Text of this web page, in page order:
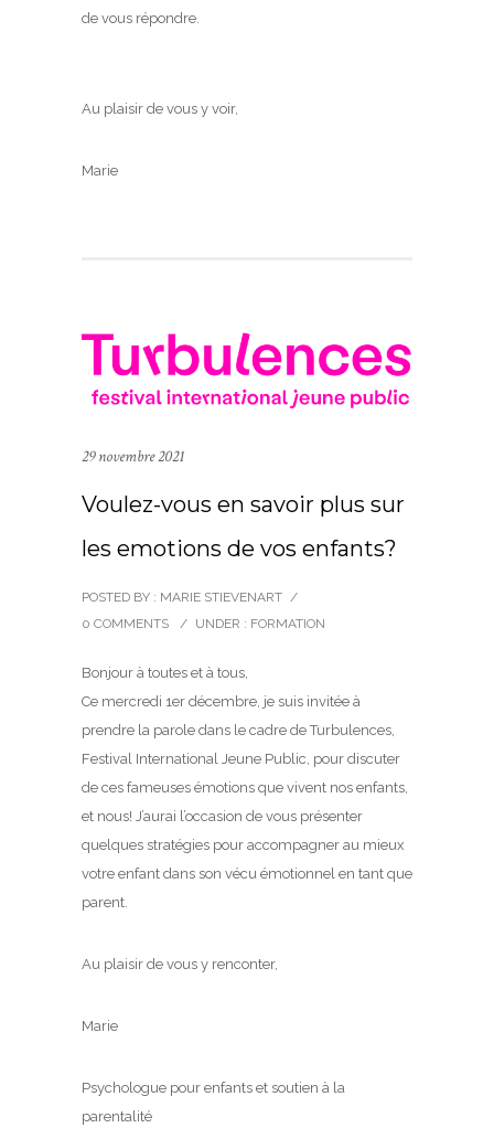
de vous répondre.
Au plaisir de vous y voir,
Marie
29 novembre 2021
Voulez-vous en savoir plus sur
les emotions de vos enfants?
POSTED BY : MARIE STIEVENART /
0 COMMENTS
/ UNDER : FORMATION
Bonjour à toutes et à tous,
Ce mercredi 1er décembre, je suis invitée à
prendre la parole dans le cadre de Turbulences,
Festival International Jeune Public, pour discuter
de ces fameuses émotions que vivent nos enfants,
et nous! J’aurai l’occasion de vous présenter
quelques stratégies pour accompagner au mieux
votre enfant dans son vécu émotionnel en tant que
parent.
Au plaisir de vous y renconter,
Marie
Psychologue pour enfants et soutien à la
parentalité